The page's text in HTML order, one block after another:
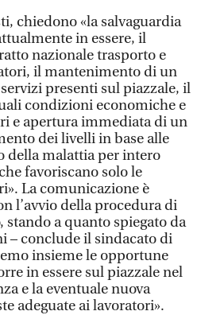
chiedono «la salvaguardia
in essere, il
nazionale trasporto e
il mantenimento di un
presenti sul piazzale, il
condizioni economiche e
e apertura immediata di un
dei livelli in base alle
della malattia per intero
favoriscano solo le
La comunicazione è
l’avvio della procedura di
a quanto spiegato da
– conclude il sindacato di
insieme le opportune
in essere sul piazzale nel
e la eventuale nuova
adeguate ai lavoratori».